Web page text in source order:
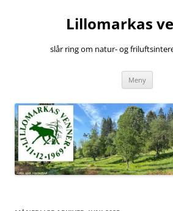
Lillomarkas
slår ring om natur- og
Meny